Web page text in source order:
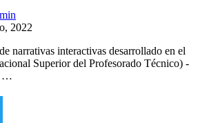
2022
narrativas interactivas desarrollado en el
Superior del Profesorado Técnico) -
…